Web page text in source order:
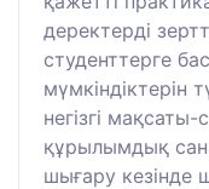
деректерді
студенттерге
мүмкіндіктерін
негізгі
құрылымдық
шығару